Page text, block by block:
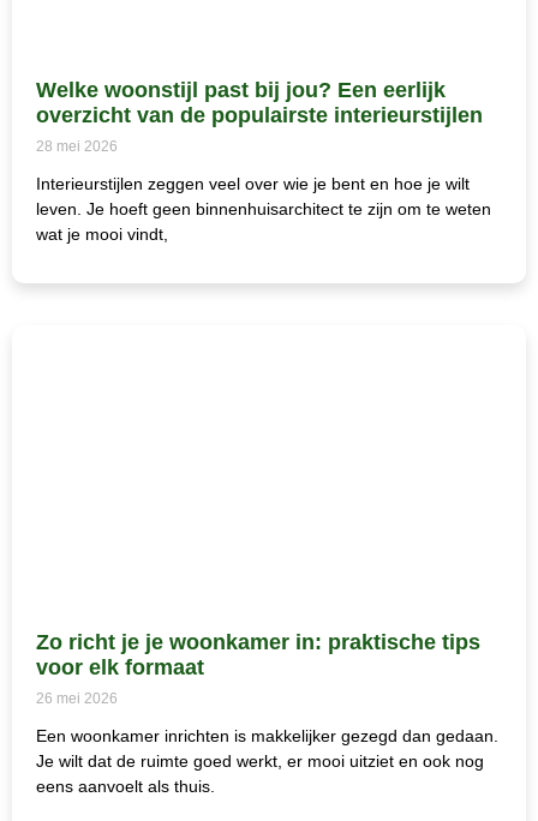
Welke woonstijl past bij jou? Een eerlijk
overzicht van de populairste interieurstijlen
28 mei 2026
Interieurstijlen zeggen veel over wie je bent en hoe je wilt
leven. Je hoeft geen binnenhuisarchitect te zijn om te weten
wat je mooi vindt,
Zo richt je je woonkamer in: praktische tips
voor elk formaat
26 mei 2026
Een woonkamer inrichten is makkelijker gezegd dan gedaan.
Je wilt dat de ruimte goed werkt, er mooi uitziet en ook nog
eens aanvoelt als thuis.